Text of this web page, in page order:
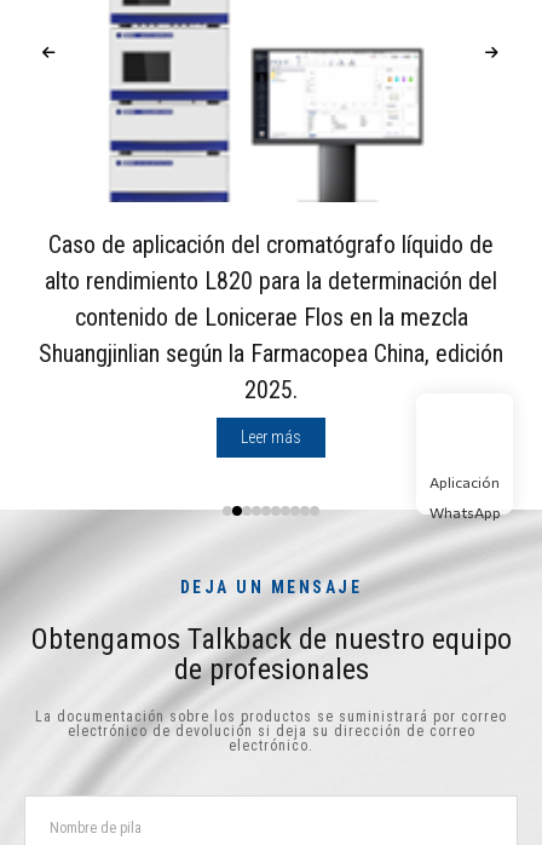
Caso de aplicación del cromatógrafo líquido de
alto rendimiento L820 para la determinación del
contenido de Lonicerae Flos en la mezcla
Shuangjinlian según la Farmacopea China, edición
2025.
Leer más
DEJA UN MENSAJE
Obtengamos Talkback de nuestro equipo
de profesionales
La documentación sobre los productos se suministrará por correo
electrónico de devolución si deja su dirección de correo
electrónico.
Aplicación
WhatsApp